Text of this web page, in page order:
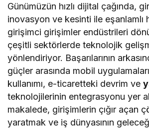
(AI) teknolojilerinin entegrasyonu
bu girişimlerin başarısının
güçler arasında…
Günümüzün hızlı dijital çağında,
inovasyon ve kesinti ile eşanlamlı
girişimci girişimler endüstrileri
çeşitli sektörlerde teknolojik
yönlendiriyor. Başarılarının
güçler arasında mobil
kullanımı, e-ticaretteki devrim ve
teknolojilerinin entegrasyonu yer
makalede, girişimlerin çığır açan
yaratmak ve iş dünyasının